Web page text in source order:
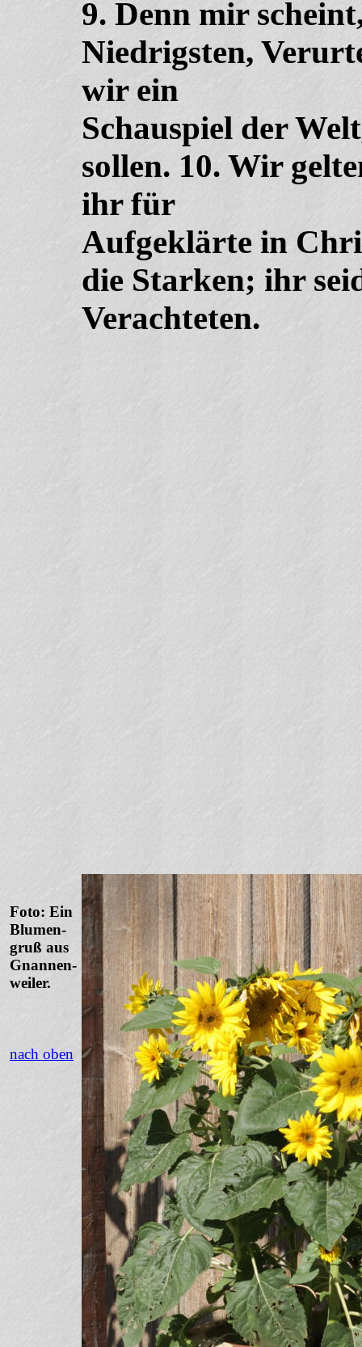
9. Denn mir
Niedrigsten,
wir ein
Schauspiel der
sollen. 10. Wir
ihr für
Aufgeklärte in
die Starken; ihr
Verachteten.
Foto: Ein
Blumen-
gruß aus
Gnannen-
weiler.
nach oben